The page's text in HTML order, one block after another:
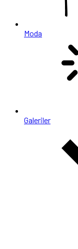
Moda
Galeriler